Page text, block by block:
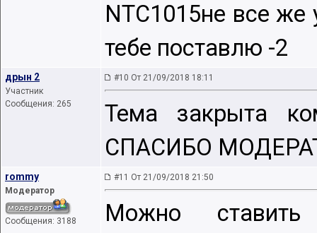
NTC1015не все
тебе поставлю -2
дрын 2
Участник
Сообщения: 265
#10 От 21/09/2018 18:11
Тема закрыта
СПАСИБО
rommy
Модератор
Сообщения: 3188
#11 От 21/09/2018 21:50
Можно